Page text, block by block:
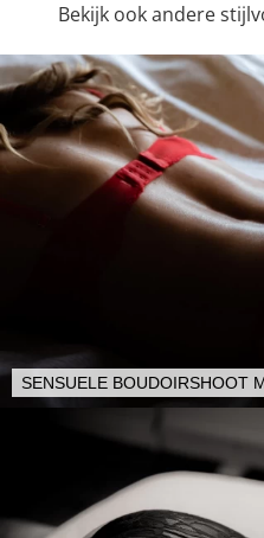
Bekijk ook andere
SENSUELE BOUDOIRSHOOT